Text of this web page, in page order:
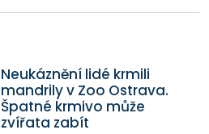
Neukáznění lidé krmili
mandrily v Zoo Ostrava.
Špatné krmivo může
zvířata zabít